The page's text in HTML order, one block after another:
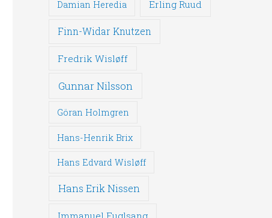
Damian Heredia Erling Ruud
Finn-Widar Knutzen
Fredrik Wisløff
Gunnar Nilsson
Göran Holmgren
Hans-Henrik Brix
Hans Edvard Wisløff
Hans Erik Nissen